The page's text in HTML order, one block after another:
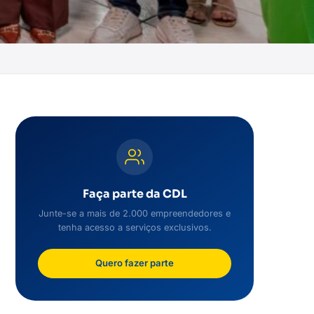
Faça parte da CDL
Junte-se a mais de 2.000 empreendedores e
tenha acesso a serviços exclusivos.
Quero fazer parte